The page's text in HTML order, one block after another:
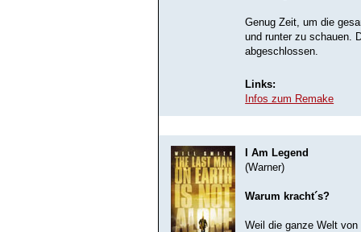
Genug Zeit, um die
und runter zu schauen.
abgeschlossen.
Links:
Infos zum Remake
I Am Legend
(Warner)
Warum kracht´s?
Weil die ganze Welt von